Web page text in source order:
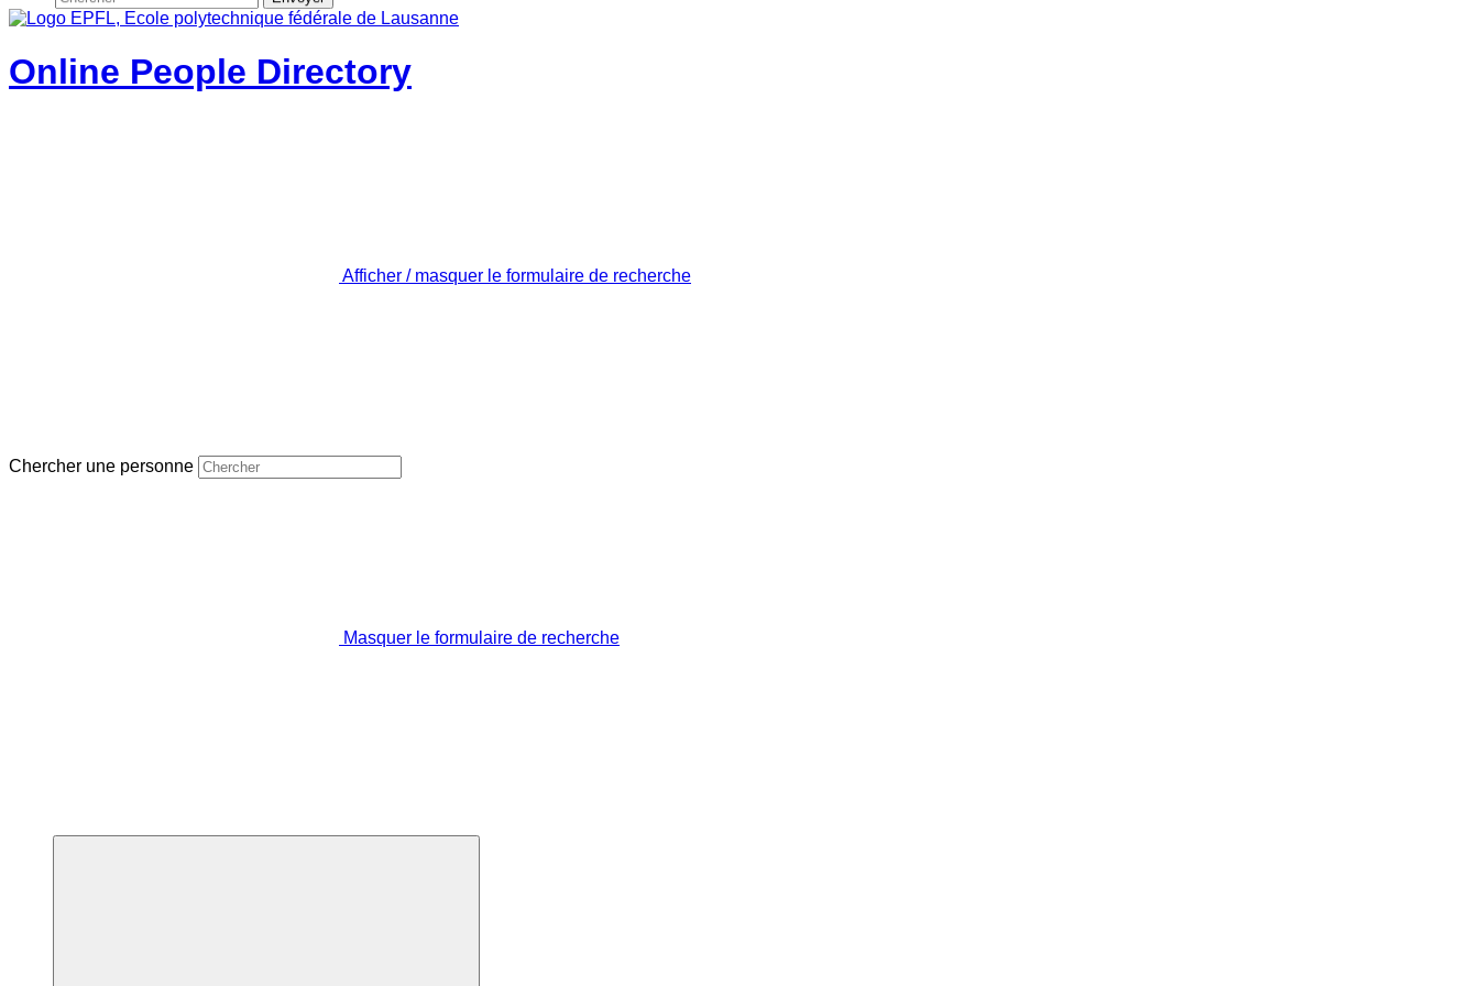
Online People Directory
Afficher / masquer le formulaire de recherche
Chercher une personne
Masquer le formulaire de recherche